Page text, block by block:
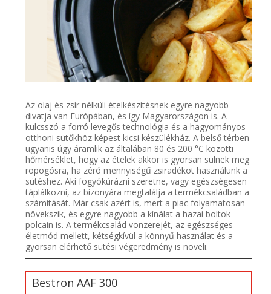
Az olaj és zsír nélküli ételkészítésnek egyre nagyobb
divatja van Európában, és így Magyarországon is. A
kulcsszó a forró levegős technológia és a hagyományos
otthoni sütőkhöz képest kicsi készülékház. A belső térben
ugyanis úgy áramlik az általában 80 és 200 °C közötti
hőmérséklet, hogy az ételek akkor is gyorsan sülnek meg
ropogósra, ha zéró mennyiségű zsiradékot használunk a
sütéshez. Aki fogyókúrázni szeretne, vagy egészségesen
táplálkozni, az bizonyára megtalálja a termékcsaládban a
számítását. Már csak azért is, mert a piac folyamatosan
növekszik, és egyre nagyobb a kínálat a hazai boltok
polcain is. A termékcsalád vonzerejét, az egészséges
életmód mellett, kétségkívül a könnyű használat és a
gyorsan elérhető sütési végeredmény is növeli.
Bestron AAF 300